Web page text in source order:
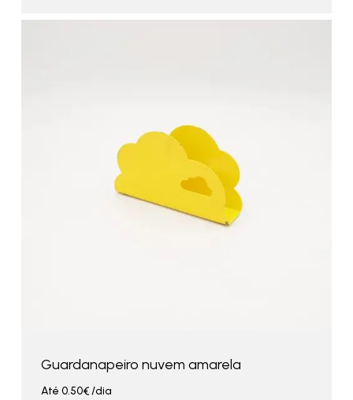
Guardanapeiro nuvem amarela
Até 0.50€/dia